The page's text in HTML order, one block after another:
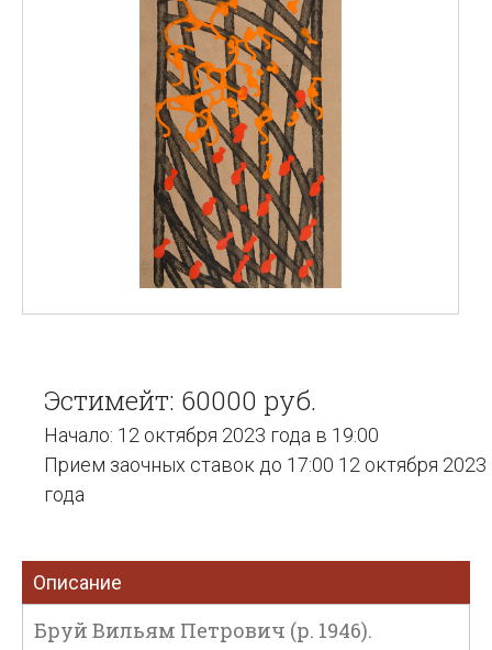
Эстимейт: 60000 руб.
Начало: 12 октября 2023 года в 19:00
Прием заочных ставок до 17:00 12 октября 2023
года
Описание
Бруй Вильям Петрович (р. 1946).